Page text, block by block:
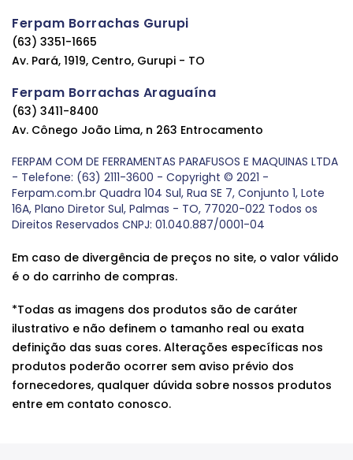
Ferpam Borrachas Gurupi
(63) 3351-1665
Av. Pará, 1919, Centro, Gurupi - TO
Ferpam Borrachas Araguaína
(63) 3411-8400
Av. Cônego João Lima, n 263 Entrocamento
FERPAM COM DE FERRAMENTAS PARAFUSOS E MAQUINAS LTDA
- Telefone: (63) 2111-3600 - Copyright © 2021 -
Ferpam.com.br Quadra 104 Sul, Rua SE 7, Conjunto 1, Lote
16A, Plano Diretor Sul, Palmas - TO, 77020-022 Todos os
Direitos Reservados CNPJ: 01.040.887/0001-04
Em caso de divergência de preços no site, o valor válido
é o do carrinho de compras.
*Todas as imagens dos produtos são de caráter
ilustrativo e não definem o tamanho real ou exata
definição das suas cores. Alterações específicas nos
produtos poderão ocorrer sem aviso prévio dos
fornecedores, qualquer dúvida sobre nossos produtos
entre em contato conosco.